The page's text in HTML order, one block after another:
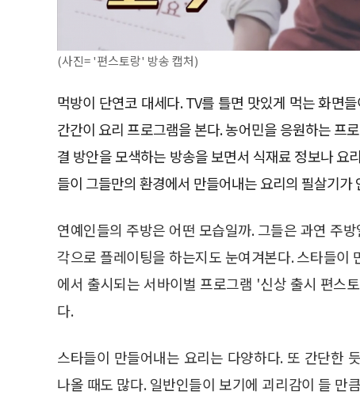
(사진= '편스토랑' 방송 캡처)
먹방이 단연코 대세다. TV를 틀면 맛있게 먹는 화면
간간이 요리 프로그램을 본다. 농어민을 응원하는 프
결 방안을 모색하는 방송을 보면서 식재료 정보나 요
들이 그들만의 환경에서 만들어내는 요리의 필살기가
연예인들의 주방은 어떤 모습일까. 그들은 과연 주
각으로 플레이팅을 하는지도 눈여겨본다. 스타들이
에서 출시되는 서바이벌 프로그램 '신상 출시 편스
다.
스타들이 만들어내는 요리는 다양하다. 또 간단한
나올 때도 많다. 일반인들이 보기에 괴리감이 들 만